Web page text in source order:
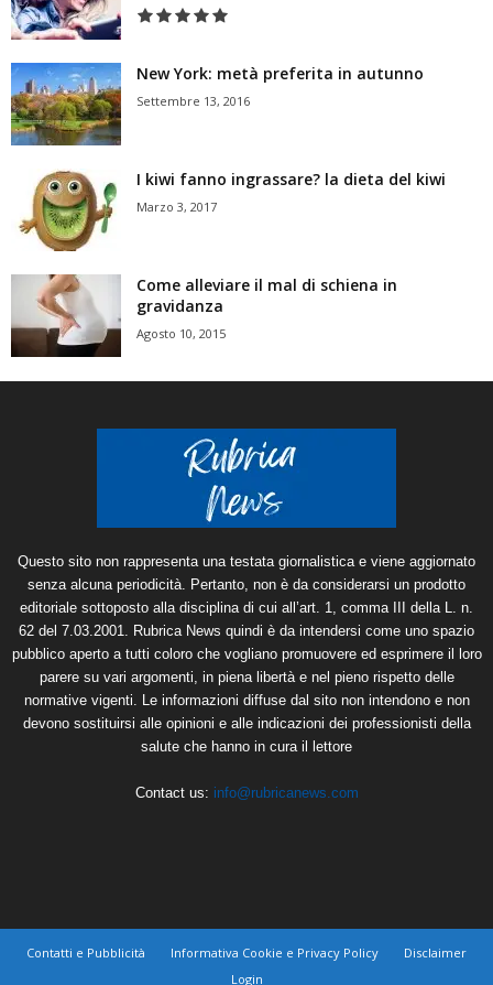
New York: metà preferita in autunno
Settembre 13, 2016
I kiwi fanno ingrassare? la dieta del kiwi
Marzo 3, 2017
Come alleviare il mal di schiena in
gravidanza
Agosto 10, 2015
Questo sito non rappresenta una testata giornalistica e viene aggiornato
senza alcuna periodicità. Pertanto, non è da considerarsi un prodotto
editoriale sottoposto alla disciplina di cui all’art. 1, comma III della L. n.
62 del 7.03.2001. Rubrica News quindi è da intendersi come uno spazio
pubblico aperto a tutti coloro che vogliano promuovere ed esprimere il loro
parere su vari argomenti, in piena libertà e nel pieno rispetto delle
normative vigenti. Le informazioni diffuse dal sito non intendono e non
devono sostituirsi alle opinioni e alle indicazioni dei professionisti della
salute che hanno in cura il lettore
Contact us: info@rubricanews.com
Contatti e Pubblicità Informativa Cookie e Privacy Policy
Disclaimer
Login